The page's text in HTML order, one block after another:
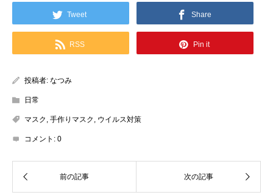
Tweet Share
RSS Pin it
投稿者: なつみ
日常
マスク , 手作りマスク , ウイルス対策
コメント: 0